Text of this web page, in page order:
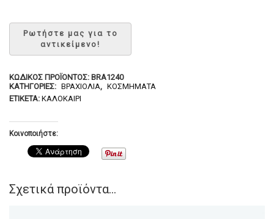
ΚΩΔΙΚΌΣ ΠΡΟΪΌΝΤΟΣ: BRA1240
ΚΑΤΗΓΟΡΊΕΣ: ΒΡΑΧΙΌΛΙΑ, ΚΟΣΜΉΜΑΤΑ
ΕΤΙΚΈΤΑ: ΚΑΛΟΚΑΊΡΙ
Κοινοποιήστε:
Σχετικά προϊόντα...